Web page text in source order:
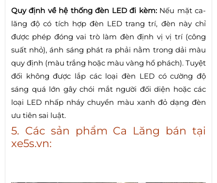
Quy định về hệ thống đèn LED đi kèm:Nếu mặt ca-
lăng độ có tích hợp đèn LED trang trí, đèn này chỉ
được phép đóng vai trò làm đèn định vị vị trí (công
suất nhỏ), ánh sáng phát ra phải nằm trong dải màu
quy định (màu trắng hoặc màu vàng hổ phách). Tuyệt
đối không được lắp các loại đèn LED có cường độ
sáng quá lớn gây chói mắt người đối diện hoặc các
loại LED nhấp nháy chuyển màu xanh đỏ dạng đèn
ưu tiên sai luật.
5. Các sản phẩm Ca Lăng bán tại
xe5s.vn: